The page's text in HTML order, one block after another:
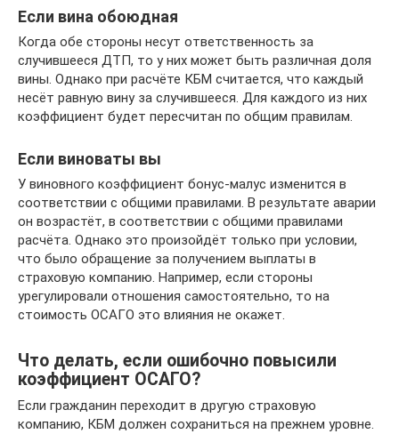
Если вина обоюдная
Когда обе стороны несут ответственность за
случившееся ДТП, то у них может быть различная доля
вины. Однако при расчёте КБМ считается, что каждый
несёт равную вину за случившееся. Для каждого из них
коэффициент будет пересчитан по общим правилам.
Если виноваты вы
У виновного коэффициент бонус-малус изменится в
соответствии с общими правилами. В результате аварии
он возрастёт, в соответствии с общими правилами
расчёта. Однако это произойдёт только при условии,
что было обращение за получением выплаты в
страховую компанию. Например, если стороны
урегулировали отношения самостоятельно, то на
стоимость ОСАГО это влияния не окажет.
Что делать, если ошибочно повысили
коэффициент ОСАГО?
Если гражданин переходит в другую страховую
компанию, КБМ должен сохраниться на прежнем уровне.